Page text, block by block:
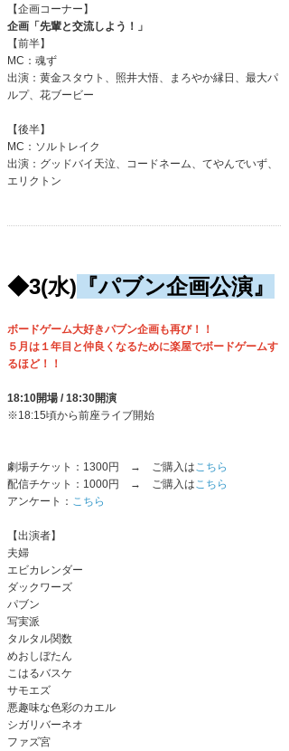
【企画コーナー】
企画「先輩と交流しよう！」
【前半】
MC：魂ず
出演：黄金スタウト、照井大悟、まろやか縁日、最大パ
ルプ、花ブービー
【後半】
MC：ソルトレイク
出演：グッドバイ天泣、コードネーム、てやんでいず、
エリクトン
◆3(水) 『パブン企画公演』
ボードゲーム大好きパブン企画も再び！！
５月は１年目と仲良くなるために楽屋でボードゲームす
るほど！！
18:10開場 / 18:30開演
※18:15頃から前座ライブ開始
劇場チケット：1300円 → ご購入はこちら
配信チケット：1000円 → ご購入はこちら
アンケート： こちら
【出演者】
夫婦
エビカレンダー
ダックワーズ
パブン
写実派
タルタル関数
めおしぼたん
こはるバスケ
サモエズ
悪趣味な色彩のカエル
シガリバーネオ
ファズ宮